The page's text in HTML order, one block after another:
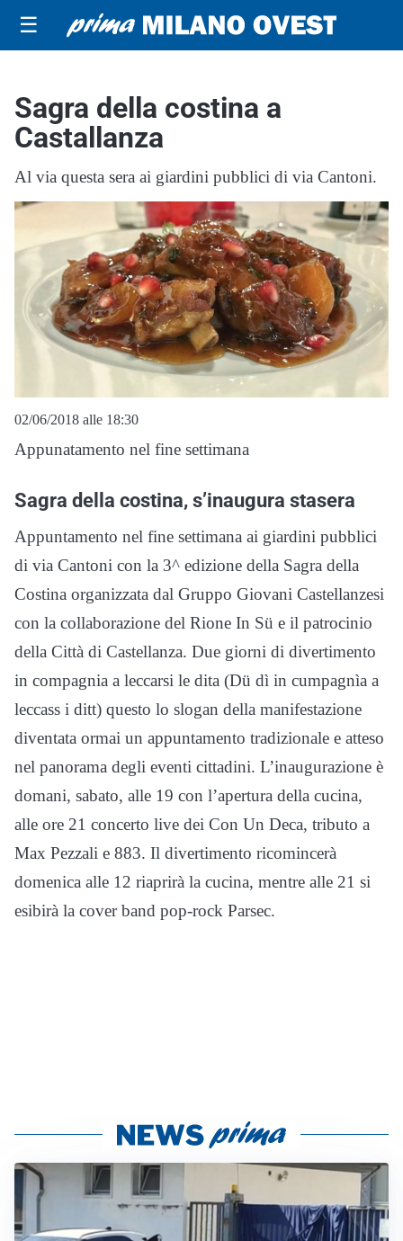
☰
Sagra della costina a
Castallanza
Al via questa sera ai giardini pubblici di via Cantoni.
02/06/2018 alle 18:30
Appunatamento nel fine settimana
Sagra della costina, s’inaugura stasera
Appuntamento nel fine settimana ai giardini pubblici
di via Cantoni con la 3^ edizione della Sagra della
Costina organizzata dal Gruppo Giovani Castellanzesi
con la collaborazione del Rione In Sü e il patrocinio
della Città di Castellanza. Due giorni di divertimento
in compagnia a leccarsi le dita (Dü dì in cumpagnìa a
leccass i ditt) questo lo slogan della manifestazione
diventata ormai un appuntamento tradizionale e atteso
nel panorama degli eventi cittadini. L’inaugurazione è
domani, sabato, alle 19 con l’apertura della cucina,
alle ore 21 concerto live dei Con Un Deca, tributo a
Max Pezzali e 883. Il divertimento ricomincerà
domenica alle 12 riaprirà la cucina, mentre alle 21 si
esibirà la cover band pop-rock Parsec.